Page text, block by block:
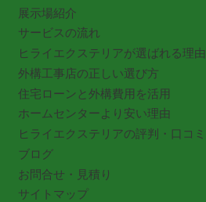
展示場紹介
サービスの流れ
ヒライエクステリアが選ばれる理由
外構工事店の正しい選び方
住宅ローンと外構費用を活用
ホームセンターより安い理由
ヒライエクステリアの評判・口コミ
ブログ
お問合せ・見積り
サイトマップ